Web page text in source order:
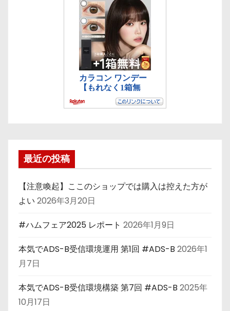
最近の投稿
【注意喚起】ここのショップでは購入は控えた方が
よい 2026年3月20日
#ハムフェア2025 レポート 2026年1月9日
本気でADS-B受信環境運用 第1回 #ADS-B 2026年1
月7日
本気でADS-B受信環境構築 第7回 #ADS-B 2025年
10月17日